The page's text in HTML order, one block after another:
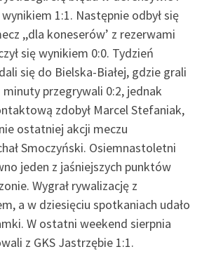
1:1. Następnie odbył się
,,dla koneserów’ z rezerwami
się wynikiem 0:0. Tydzień
się do Bielska-Białej, gdzie grali
minuty przegrywali 0:2, jednak
zdobył Marcel Stefaniak,
ostatniej akcji meczu
Smoczyński. Osiemnastoletni
jeden z jaśniejszych punktów
Wygrał rywalizację z
a w dziesięciu spotkaniach udało
W ostatni weekend sierpnia
z GKS Jastrzębie 1:1.